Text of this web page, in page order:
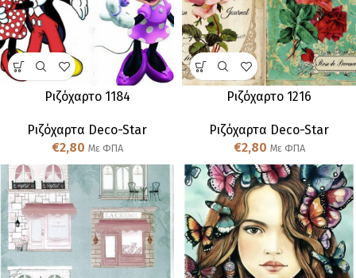
Ριζόχαρτο 1184
Ριζόχαρτα Deco-Star
€2,80 Με ΦΠΑ
Ριζόχαρτο 1216
Ριζόχαρτα Deco-Star
€2,80 Με ΦΠΑ